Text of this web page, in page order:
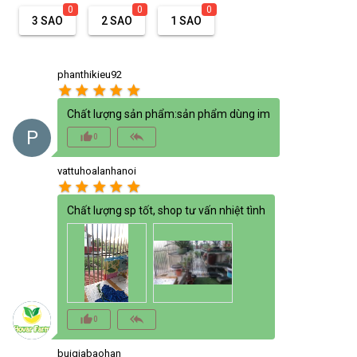
3 SAO
0
2 SAO
0
1 SAO
0
P
phanthikieu92
star star star star star
Chất lượng sản phẩm:sản phẩm dùng im
thumb_up_alt0 reply_all
vattuhoalanhanoi
star star star star star
Chất lượng sp tốt, shop tư vấn nhiệt tình
thumb_up_alt0 reply_all
buigiabaohan